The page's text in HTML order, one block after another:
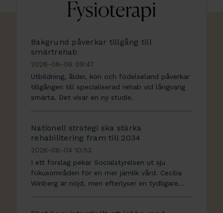
Bakgrund påverkar tillgång till
smärtrehab
2026-08-06 09:47
Utbildning, ålder, kön och födelseland påverkar
tillgången till specialiserad rehab vid långvarig
smärta. Det visar en ny studie.
Nationell strategi ska stärka
rehabilitering fram till 2034
2026-08-04 10:53
I ett förslag pekar Socialstyrelsen ut sju
fokusområden för en mer jämlik vård. Cecilia
Winberg är nöjd, men efterlyser en tydligare